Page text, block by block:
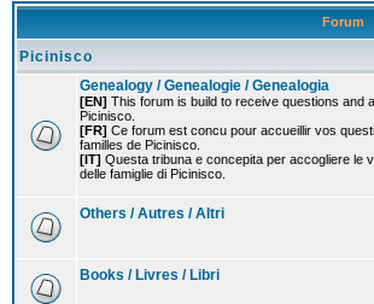
Forum
Picinisco
Genealogy / Genealogie / Genealogia
[EN] This forum is build to receive questions and
Picinisco.
[FR] Ce forum est concu pour accueillir vos
familles de Picinisco.
[IT] Questa tribuna e concepita per accogliere le
delle famiglie di Picinisco.
Others / Autres / Altri
Books / Livres / Libri